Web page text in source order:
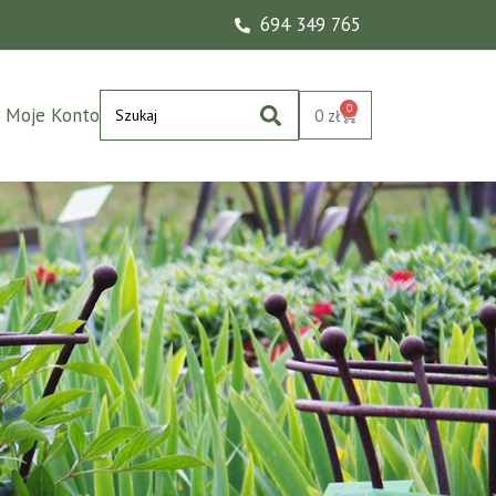
694 349 765
Moje Konto 0 zł 0